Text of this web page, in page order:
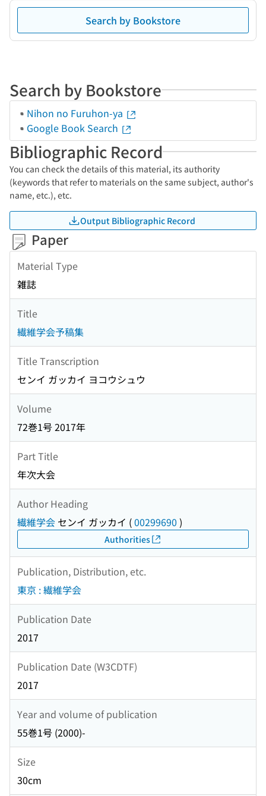
Search by Bookstore
Search by Bookstore
Nihon no Furuhon-ya
Google Book Search
Bibliographic Record
You can check the details of this material, its authority
(keywords that refer to materials on the same subject, author's
name, etc.), etc.
Output Bibliographic Record
Paper
Material Type
雑誌
Title
繊維学会予稿集
Title Transcription
センイ ガッカイ ヨコウシュウ
Volume
72巻1号 2017年
Part Title
年次大会
Author Heading
繊維学会 センイ ガッカイ (00299690 )
Authorities
Publication, Distribution, etc.
東京 : 繊維学会
Publication Date
2017
Publication Date (W3CDTF)
2017
Year and volume of publication
55巻1号 (2000)-
Size
30cm